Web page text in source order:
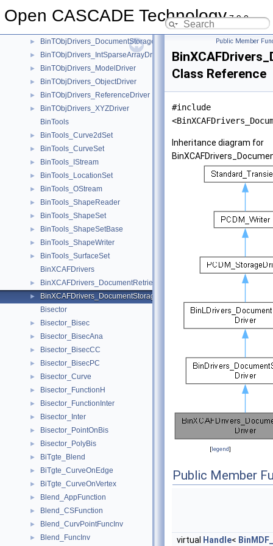
Open CASCADE Technology7.9.0
BinTObjDrivers
BinTObjDrivers_DocumentRetrievalDriver
► BinTObjDrivers_DocumentStorageDriver
► BinTObjDrivers_IntSparseArrayDriver
► BinTObjDrivers_ModelDriver
► BinTObjDrivers_ObjectDriver
► BinTObjDrivers_ReferenceDriver
►
BinTObjDrivers_XYZDriver
BinTools
► BinTools_Curve2dSet
► BinTools_CurveSet
► BinTools_IStream
► BinTools_LocationSet
► BinTools_OStream
► BinTools_ShapeReader
► BinTools_ShapeSet
► BinTools_ShapeSetBase
► BinTools_ShapeWriter
►
BinTools_SurfaceSet
BinXCAFDrivers
► BinXCAFDrivers_DocumentRetrievalDriver
►
BinXCAFDrivers_DocumentStorageDriver
Bisector
► Bisector_Bisec
► Bisector_BisecAna
► Bisector_BisecCC
► Bisector_BisecPC
► Bisector_Curve
► Bisector_FunctionH
► Bisector_FunctionInter
► Bisector_Inter
► Bisector_PointOnBis
► Bisector_PolyBis
► BiTgte_Blend
► BiTgte_CurveOnEdge
► BiTgte_CurveOnVertex
► Blend_AppFunction
► Blend_CSFunction
► Blend_CurvPointFuncInv
► Blend_FuncInv
Public Member
Class Reference
#include
Inheritance diagram for
[legend]
Public Member
virtual Handle<